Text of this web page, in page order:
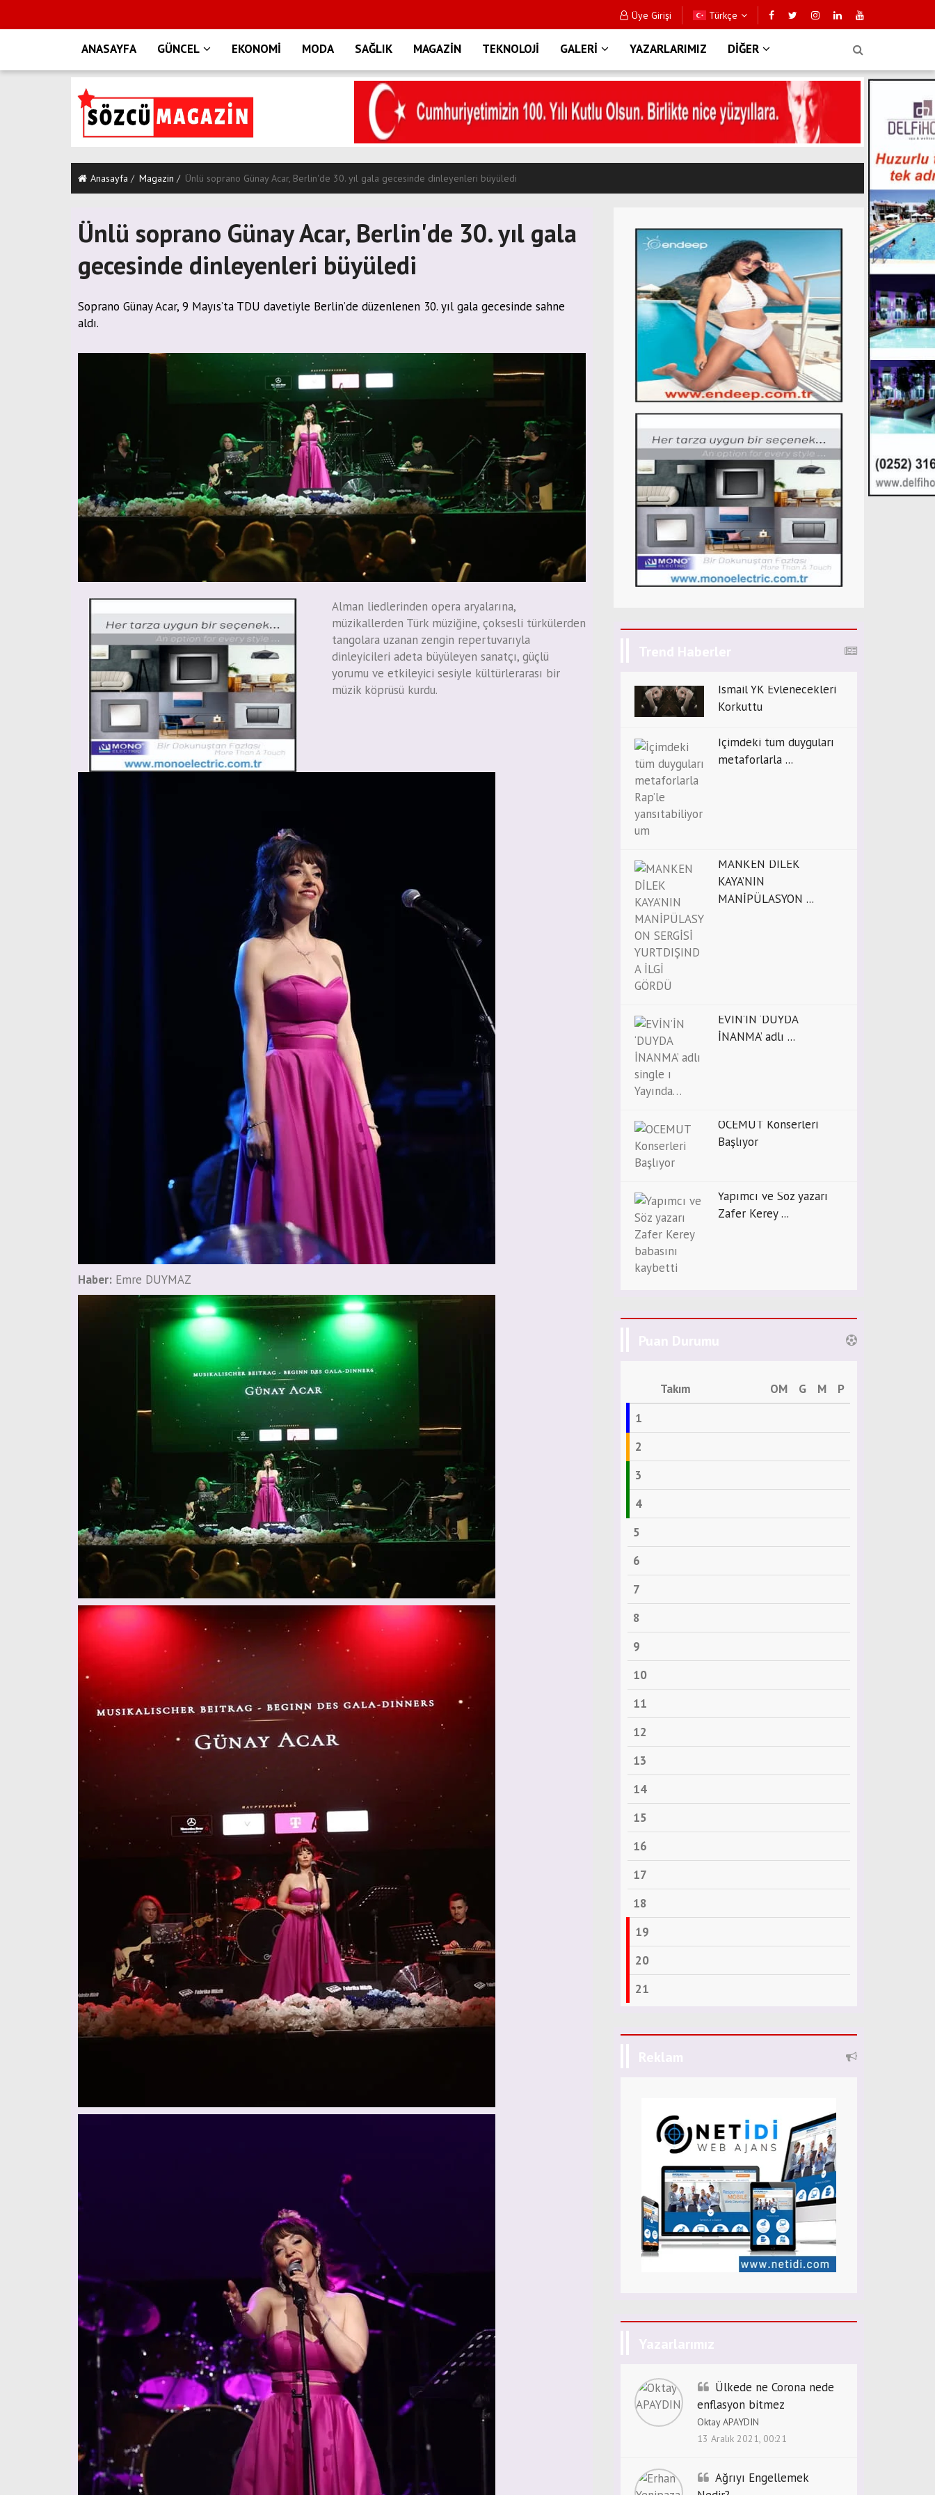
Üye Girişi Türkçe
ANASAYFA GÜNCEL EKONOMİ MODA SAĞLIK MAGAZİN TEKNOLOJİ GALERİ YAZARLARIMIZ DİĞER
Anasayfa Magazin Ünlü soprano Günay Acar, Berlin'de 30. yıl gala gecesinde dinleyenleri büyüledi
Ünlü soprano Günay Acar, Berlin'de 30. yıl gala
gecesinde dinleyenleri büyüledi
Soprano Günay Acar, 9 Mayıs’ta TDU davetiyle Berlin’de düzenlenen 30. yıl gala gecesinde sahne
aldı.
Alman liedlerinden opera aryalarına,
müzikallerden Türk müziğine, çoksesli türkülerden
tangolara uzanan zengin repertuvarıyla
dinleyicileri adeta büyüleyen sanatçı, güçlü
yorumu ve etkileyici sesiyle kültürlerarası bir
müzik köprüsü kurdu.
Haber: Emre DUYMAZ
Trend Haberler
İsmail YK Evlenecekleri
Korkuttu
İçimdeki tüm duyguları
metaforlarla ...
MANKEN DİLEK
KAYA’NIN
MANİPÜLASYON ...
EVİN’İN ‘DUYDA
İNANMA’ adlı ...
OCEMUT Konserleri
Başlıyor
Yapımcı ve Söz yazarı
Zafer Kerey ...
Puan Durumu
Takım OM G M
P
1
2
3
4
5
6
7
8
9
10
11
12
13
14
15
16
17
18
19
20
21
Reklam
Yazarlarımız
Ülkede ne Corona nede
enflasyon bitmez
Oktay APAYDIN
13 Aralık 2021, 00:21
Ağrıyı Engellemek